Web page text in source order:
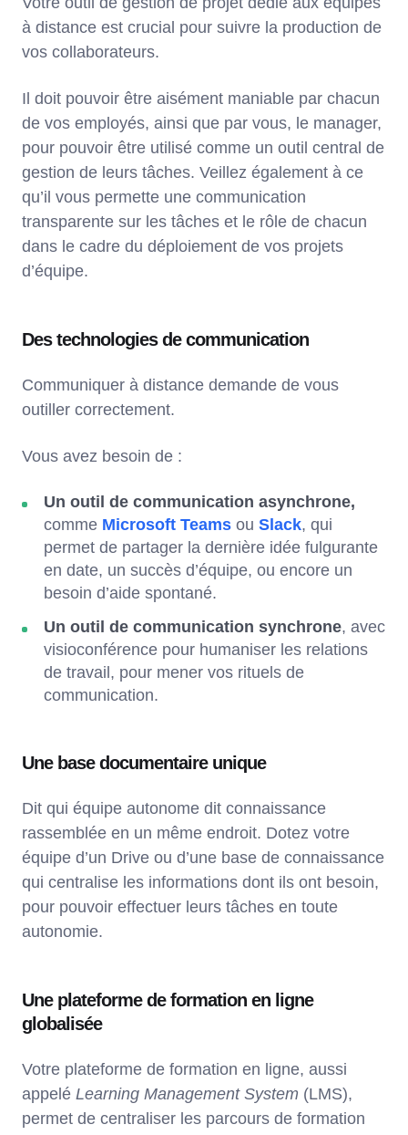
à distance est crucial pour suivre la production de
vos collaborateurs.
Il doit pouvoir être aisément maniable par chacun
de vos employés, ainsi que par vous, le manager,
pour pouvoir être utilisé comme un outil central de
gestion de leurs tâches. Veillez également à ce
qu’il vous permette une communication
transparente sur les tâches et le rôle de chacun
dans le cadre du déploiement de vos projets
d’équipe.
Des technologies de communication
Communiquer à distance demande de vous
outiller correctement.
Vous avez besoin de :
Un outil de communication asynchrone,
comme Microsoft Teams ou Slack, qui
permet de partager la dernière idée fulgurante
en date, un succès d’équipe, ou encore un
besoin d’aide spontané.
Un outil de communication synchrone, avec
visioconférence pour humaniser les relations
de travail, pour mener vos rituels de
communication.
Une base documentaire unique
Dit qui équipe autonome dit connaissance
rassemblée en un même endroit. Dotez votre
équipe d’un Drive ou d’une base de connaissance
qui centralise les informations dont ils ont besoin,
pour pouvoir effectuer leurs tâches en toute
autonomie.
Une plateforme de formation en ligne
globalisée
Votre plateforme de formation en ligne, aussi
appelé Learning Management System (LMS),
permet de centraliser les parcours de formation